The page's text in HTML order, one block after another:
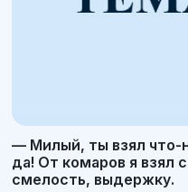
— Милый, ты взял что-
да! От комаров я взял
смелость, выдержку.